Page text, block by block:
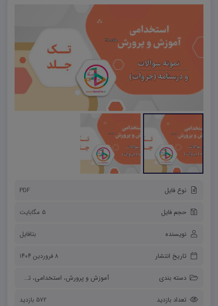
نوع فایل PDF
حجم فایل 5 مگابایت
نویسنده بتافایل
تاریخ انتشار ۸ فروردین ۱۴۰۴
دسته بندی آموزش و پرورش، استخدامی، تخصصی رشته ها
تعداد بازدید 572 بازدید